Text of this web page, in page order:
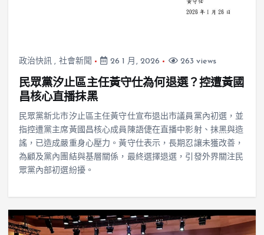
政治快訊 , 社會新聞 26 1 月, 2026 263 views
民眾黨汐止區主任黃守仕為何退選？控遭黃國
昌核心直播抹黑
民眾黨新北市汐止區主任黃守仕宣布退出市議員黨內初選，並
指控遭黨主席黃國昌核心成員陳語倢在直播中影射、抹黑與造
謠，已造成嚴重身心壓力。黃守仕表示，長期忍讓未獲改善，
為顧及黨內團結與基層關係，最終選擇退選，引發外界關注民
眾黨內部初選紛擾。